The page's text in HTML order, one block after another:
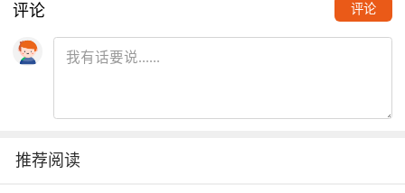
评论 评论
推荐阅读